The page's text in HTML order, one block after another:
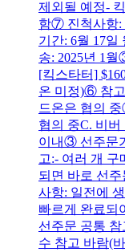
제외될 예정-
함⑦ 진척사항:
기간: 6월 17
송: 2025년 1
[킥스타터]
온 미정)⑥ 참고
드온은 협의
협의 중C. 비
이내③ 선주문
고:- 여러 개 구
되면 바로 선
사항: 일전에
빠르게 완료되
선주문 공통
수 참고 바람(